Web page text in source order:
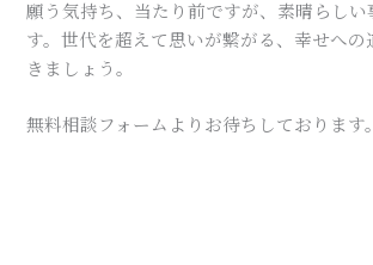
願う気持ち、当たり前ですが、素晴らしい
す。世代を超えて思いが繋がる、幸せへの
きましょう。
無料相談フォームよりお待ちしております。